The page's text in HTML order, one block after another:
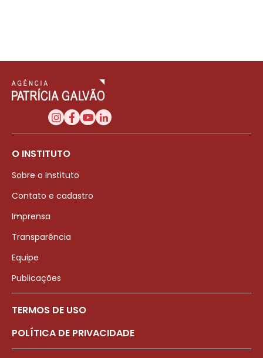
O INSTITUTO
Sobre o Instituto
Contato e cadastro
Imprensa
Transparência
Equipe
Publicações
TERMOS DE USO
POLÍTICA DE PRIVACIDADE